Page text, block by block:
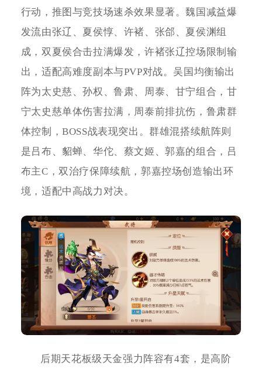
行动，推图与竞技场速杀效果显著。魏国减益爆
发流由张辽、夏侯惇、许褚、张郃、夏侯渊组
成，双夏侯合击拉满爆发，许褚张辽控场限制输
出，适配高难度副本与PVP对战。吴国均衡输出
阵为太史慈、孙权、鲁肃、周泰、甘宁组合，甘
宁太史慈单体伤害拉满，周泰前排抗伤，鲁肃群
体控制，BOSS战表现突出。群雄混搭续航阵则
是吕布、貂蝉、华佗、蔡文姬、郭嘉的组合，吕
布主C，双治疗保障续航，郭嘉控场创造输出环
境，适配中高战力对决。
后期天花板级天金强力阵容有4套，是高阶